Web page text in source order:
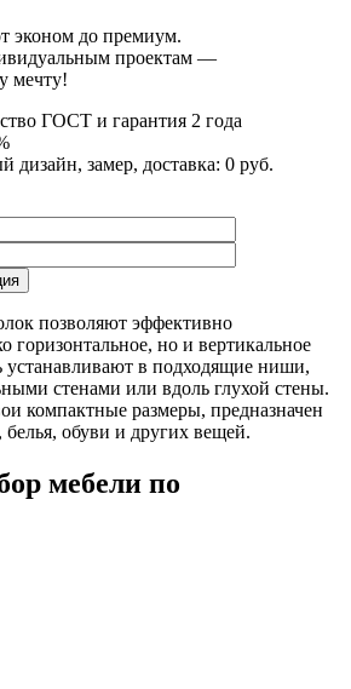
эконом до премиум.
проектам —
мечту!
ГОСТ и гарантия 2 года
дизайн, замер, доставка: 0 руб.
позволяют эффективно
горизонтальное, но и вертикальное
устанавливают в подходящие ниши,
стенами или вдоль глухой стены.
компактные размеры, предназначен
обуви и других вещей.
мебели по